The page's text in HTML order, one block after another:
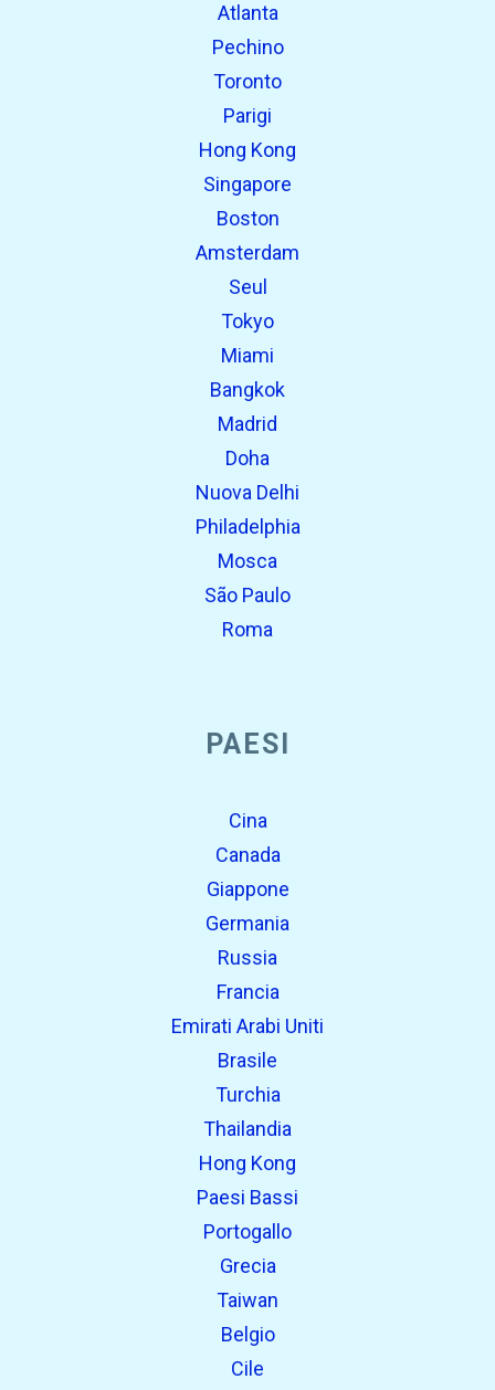
Atlanta
Pechino
Toronto
Parigi
Hong Kong
Singapore
Boston
Amsterdam
Seul
Tokyo
Miami
Bangkok
Madrid
Doha
Nuova Delhi
Philadelphia
Mosca
São Paulo
Roma
PAESI
Cina
Canada
Giappone
Germania
Russia
Francia
Emirati Arabi Uniti
Brasile
Turchia
Thailandia
Hong Kong
Paesi Bassi
Portogallo
Grecia
Taiwan
Belgio
Cile